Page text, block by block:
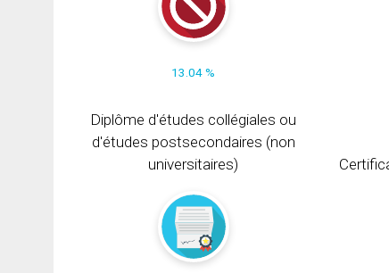
13.04 %
Diplôme d'études collégiales ou
d'études postsecondaires (non
universitaires)